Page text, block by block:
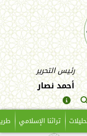
رئيس التحرير
أحمد نصار
تراثنا الإسلامي